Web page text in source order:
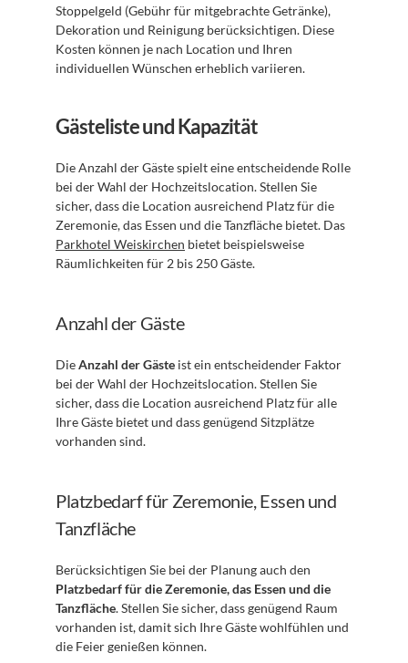
Stoppelgeld (Gebühr für mitgebrachte Getränke),
Dekoration und Reinigung berücksichtigen. Diese
Kosten können je nach Location und Ihren
individuellen Wünschen erheblich variieren.
Gästeliste und Kapazität
Die Anzahl der Gäste spielt eine entscheidende Rolle
bei der Wahl der Hochzeitslocation. Stellen Sie
sicher, dass die Location ausreichend Platz für die
Parkhotel Weiskirchen bietet beispielsweise
Räumlichkeiten für 2 bis 250 Gäste.
Anzahl der Gäste
Die Anzahl der Gäste ist ein entscheidender Faktor
bei der Wahl der Hochzeitslocation. Stellen Sie
sicher, dass die Location ausreichend Platz für alle
Ihre Gäste bietet und dass genügend Sitzplätze
vorhanden sind.
Platzbedarf für Zeremonie, Essen und
Tanzfläche
Platzbedarf für die Zeremonie, das Essen und die
Tanzfläche. Stellen Sie sicher, dass genügend Raum
vorhanden ist, damit sich Ihre Gäste wohlfühlen und
die Feier genießen können.